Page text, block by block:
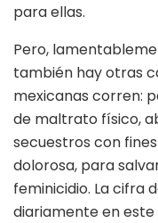
para ellas.
Pero,
también hay otras
mexicanas corren:
de maltrato físico,
secuestros con
dolorosa, para
feminicidio. La cifra
diariamente en